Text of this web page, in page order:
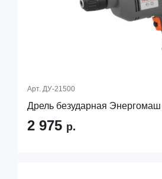
Арт. ДУ-21500
Дрель безударная
2 975 р.